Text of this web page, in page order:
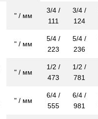
" / мм
3/4 /
111
3/4 /
124
" / мм
5/4 /
223
5/4 /
236
" / мм
1/2 /
473
1/2 /
781
" / мм
6/4 /
555
6/4 /
981